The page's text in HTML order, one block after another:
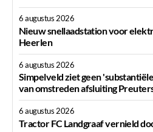
6 augustus 2026
Nieuw snellaadstation voor
Heerlen
6 augustus 2026
Simpelveld ziet geen
van omstreden afsluiting
6 augustus 2026
Tractor FC Landgraaf vernield